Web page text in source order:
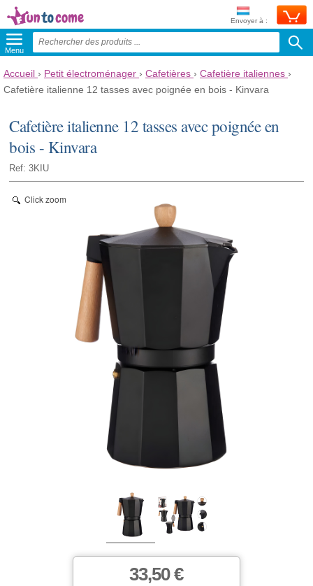
Envoyer à :
Menu
Accueil › Petit électroménager › Cafetières › Cafetière italiennes ›
Cafetière italienne 12 tasses avec poignée en bois - Kinvara
Cafetière italienne 12 tasses avec poignée en
bois - Kinvara
Ref: 3KIU
Click zoom
33,50 €